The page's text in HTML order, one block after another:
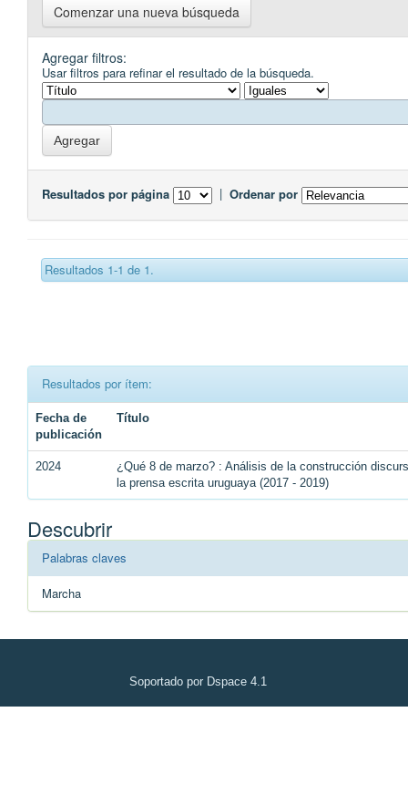
Comenzar una nueva búsqueda
Agregar filtros:
Usar filtros para refinar el resultado de la búsqueda.
Resultados por página | Ordenar por
Resultados 1-1 de 1.
Resultados por ítem:
Fecha de
publicación
Título
2024
¿Qué 8 de marzo? : Análisis de la construcción
la prensa escrita uruguaya (2017 - 2019)
Descubrir
Palabras claves
Marcha
Soportado por Dspace 4.1